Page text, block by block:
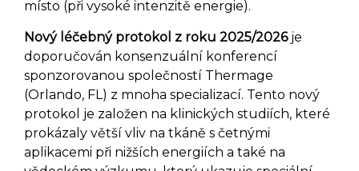
místo (při vysoké intenzitě energie).
Nový léčebný protokol z roku 2025/2026je
doporučován konsenzuální konferencí
sponzorovanou společností Thermage
(Orlando, FL) z mnoha specializací. Tento nový
protokol je založen na klinických studiích, které
prokázaly větší vliv na tkáně s četnými
aplikacemi při nižších energiích a také na